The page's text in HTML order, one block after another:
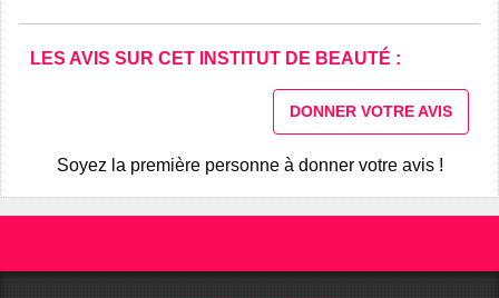
LES AVIS SUR CET INSTITUT DE BEAUTÉ :
DONNER VOTRE AVIS
Soyez la première personne à donner votre avis !